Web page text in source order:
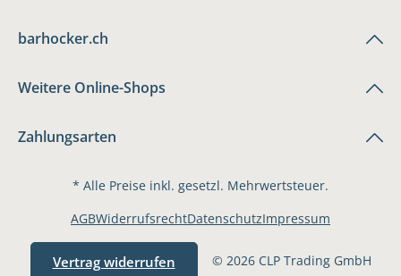
barhocker.ch
Weitere Online-Shops
Zahlungsarten
* Alle Preise inkl. gesetzl. Mehrwertsteuer.
Vertrag widerrufen © 2026 CLP Trading GmbH
AGBWiderrufsrechtDatenschutzImpressum